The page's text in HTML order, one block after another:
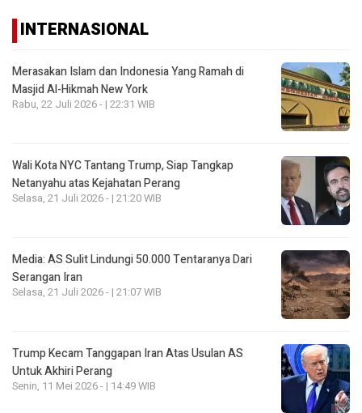
INTERNASIONAL
Merasakan Islam dan Indonesia Yang Ramah di
Masjid Al-Hikmah New York
Rabu, 22 Juli 2026 - | 22:31 WIB
Wali Kota NYC Tantang Trump, Siap Tangkap
Netanyahu atas Kejahatan Perang
Selasa, 21 Juli 2026 - | 21:20 WIB
Media: AS Sulit Lindungi 50.000 Tentaranya Dari
Serangan Iran
Selasa, 21 Juli 2026 - | 21:07 WIB
Trump Kecam Tanggapan Iran Atas Usulan AS
Untuk Akhiri Perang
Senin, 11 Mei 2026 - | 14:49 WIB